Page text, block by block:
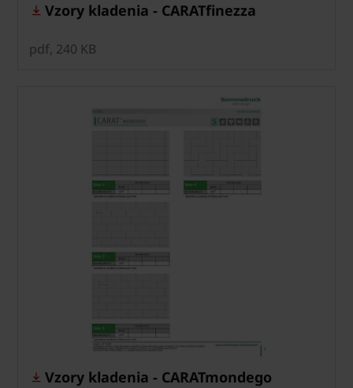
Vzory kladenia - CARATfinezza
pdf, 240 KB
Vzory kladenia - CARATmondego